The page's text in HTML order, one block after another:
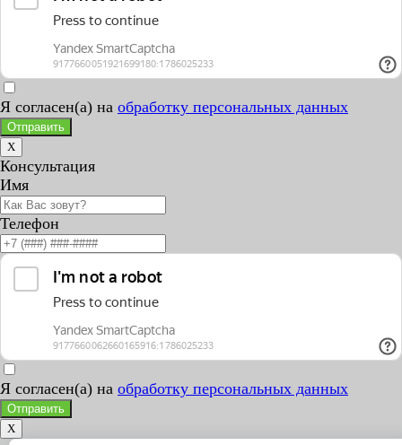
Я согласен(а) на обработку персональных данных
Отправить
X
Консультация
Имя
Телефон
Я согласен(а) на обработку персональных данных
Отправить
X